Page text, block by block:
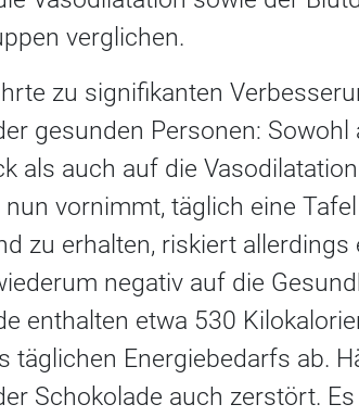
verglichen.
zu signifikanten
gesunden Personen: Sowohl
als auch auf die
vornimmt, täglich eine
zu erhalten, riskiert allerdings
negativ auf die
enthalten etwa 530
täglichen Energiebedarfs ab.
Schokolade auch zerstört.